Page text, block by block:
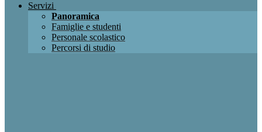
Servizi
Panoramica
Famiglie e studenti
Personale scolastico
Percorsi di studio